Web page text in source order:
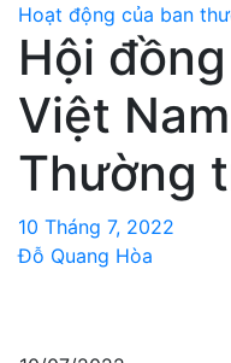
Hoạt động của ban
Hội
Việt
Thường
10 Tháng 7, 2022
Đỗ Quang Hòa